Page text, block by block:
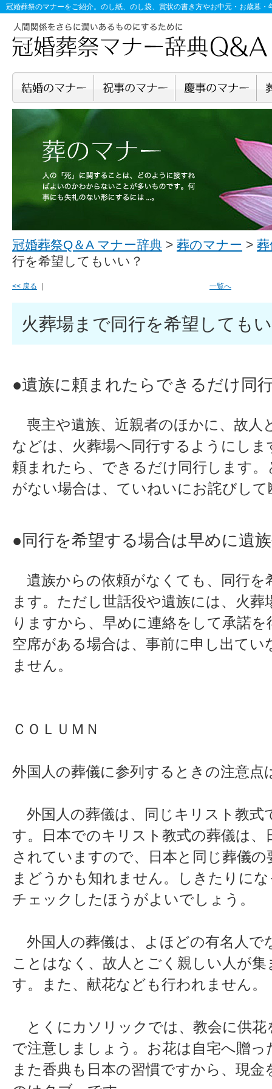
冠婚葬祭のマナーをご紹介。のし紙、のし袋、賞状の書き方やお中元・お歳暮
冠婚葬祭Q＆A マナー辞典 > 葬のマナー >
行を希望してもいい？
<< 戻る ｜ 一覧へ
火葬場まで同行を希望しても
●遺族に頼まれたらできるだけ
喪主や遺族、近親者のほかに、故人
などは、火葬場へ同行するようにし
頼まれたら、できるだけ同行します
がない場合は、ていねいにお詫びし
●同行を希望する場合は早めに遺
遺族からの依頼がなくても、同行を
ます。ただし世話役や遺族には、火
りますから、早めに連絡をして承諾
空席がある場合は、事前に申し出て
ません。
ＣＯＬＵＭＮ
外国人の葬儀に参列するときの注意点
外国人の葬儀は、同じキリスト教式
す。日本でのキリスト教式の葬儀は、
されていますので、日本と同じ葬儀
まどうかも知れません。しきたりに
チェックしたほうがよいでしょう。
外国人の葬儀は、よほどの有名人で
ことはなく、故人とごく親しい人が
す。また、献花なども行われません。
とくにカソリックでは、教会に供花
で注意しましょう。お花は自宅へ贈
また香典も日本の習慣ですから、現